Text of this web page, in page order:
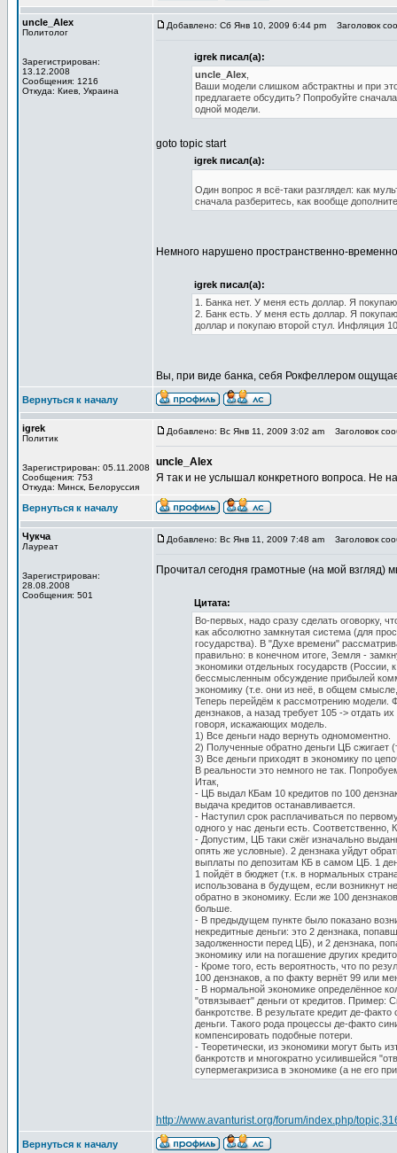
uncle_Alex
Политолог
Зарегистрирован:
13.12.2008
Сообщения: 1216
Откуда: Киев, Украина
Добавлено: Сб Янв 10, 2009 6:44 pm Заголовок
igrek писал(а):
uncle_Alex
Ваши модели слишком абстрактны и при
предлагаете обсудить? Попробуйте
одной модели.
goto topic start
igrek писал(а):
Один вопрос я всё-таки разглядел: как
сначала разберитесь, как вообще
Немного нарушено пространственно-
igrek писал(а):
1. Банка нет. У меня есть доллар. Я
2. Банк есть. У меня есть доллар. Я
доллар и покупаю второй стул. Инфляция
Вы, при виде банка, себя Рокфеллером
Вернуться к началу
igrek
Политик
Зарегистрирован: 05.11.2008
Сообщения: 753
Откуда: Минск, Белоруссия
Добавлено: Вс Янв 11, 2009 3:02 am Заголовок
uncle_Alex
Я так и не услышал конкретного вопроса. Не
Вернуться к началу
Чукча
Лауреат
Зарегистрирован:
28.08.2008
Сообщения: 501
Добавлено: Вс Янв 11, 2009 7:48 am Заголовок
Прочитал сегодня грамотные (на мой взгляд)
Цитата:
Во-первых, надо сразу сделать оговорку,
как абсолютно замкнутая система (для
государства). В "Духе времени"
правильно: в конечном итоге, Земля -
экономики отдельных государств
бессмысленным обсуждение прибылей
экономику (т.е. они из неё, в общем
Теперь перейдём к рассмотрению модели.
дензнаков, а назад требует 105 -> отдать
говоря, искажающих модель.
1) Все деньги надо вернуть одномоментно.
2) Полученные обратно деньги ЦБ сжигает
3) Все деньги приходят в экономику по
В реальности это немного не так.
Итак,
- ЦБ выдал КБам 10 кредитов по 100
выдача кредитов останавливается.
- Наступил срок расплачиваться по
одного у нас деньги есть. Соответственно,
- Допустим, ЦБ таки сжёг изначально
опять же условные). 2 дензнака уйдут
выплаты по депозитам КБ в самом ЦБ. 1
1 пойдёт в бюджет (т.к. в нормальных
использована в будущем, если возникнут
обратно в экономику. Если же 100
больше.
- В предыдущем пункте было показано
некредитные деньги: это 2 дензнака,
задолженности перед ЦБ), и 2 дензнака,
экономику или на погашение других
- Кроме того, есть вероятность, что по
100 дензнаков, а по факту вернёт 99 или
- В нормальной экономике определённое
"отвязывает" деньги от кредитов. Пример:
банкротстве. В результате кредит де-
деньги. Такого рода процессы де-факто
компенсировать подобные потери.
- Теоретически, из экономики могут быть
банкротств и многократно усилившейся
супермегакризиса в экономике (а не его
http://www.avanturist.org/forum/index.php/
Вернуться к началу